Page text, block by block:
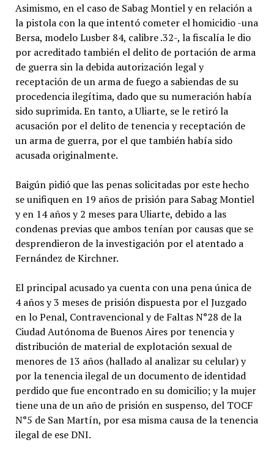
Asimismo, en el caso de Sabag Montiel y en relación a
la pistola con la que intentó cometer el homicidio -una
Bersa, modelo Lusber 84, calibre .32-, la fiscalía le dio
por acreditado también el delito de portación de arma
de guerra sin la debida autorización legal y
receptación de un arma de fuego a sabiendas de su
procedencia ilegítima, dado que su numeración había
sido suprimida. En tanto, a Uliarte, se le retiró la
acusación por el delito de tenencia y receptación de
un arma de guerra, por el que también había sido
acusada originalmente.
Baigún pidió que las penas solicitadas por este hecho
se unifiquen en 19 años de prisión para Sabag Montiel
y en 14 años y 2 meses para Uliarte, debido a las
condenas previas que ambos tenían por causas que se
desprendieron de la investigación por el atentado a
Fernández de Kirchner.
El principal acusado ya cuenta con una pena única de
4 años y 3 meses de prisión dispuesta por el Juzgado
en lo Penal, Contravencional y de Faltas N°28 de la
Ciudad Autónoma de Buenos Aires por tenencia y
distribución de material de explotación sexual de
menores de 13 años (hallado al analizar su celular) y
por la tenencia ilegal de un documento de identidad
perdido que fue encontrado en su domicilio; y la mujer
tiene una de un año de prisión en suspenso, del TOCF
N°5 de San Martín, por esa misma causa de la tenencia
ilegal de ese DNI.